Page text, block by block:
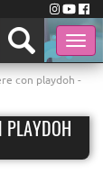
Toggle
con playdoh -
PLAYDOH